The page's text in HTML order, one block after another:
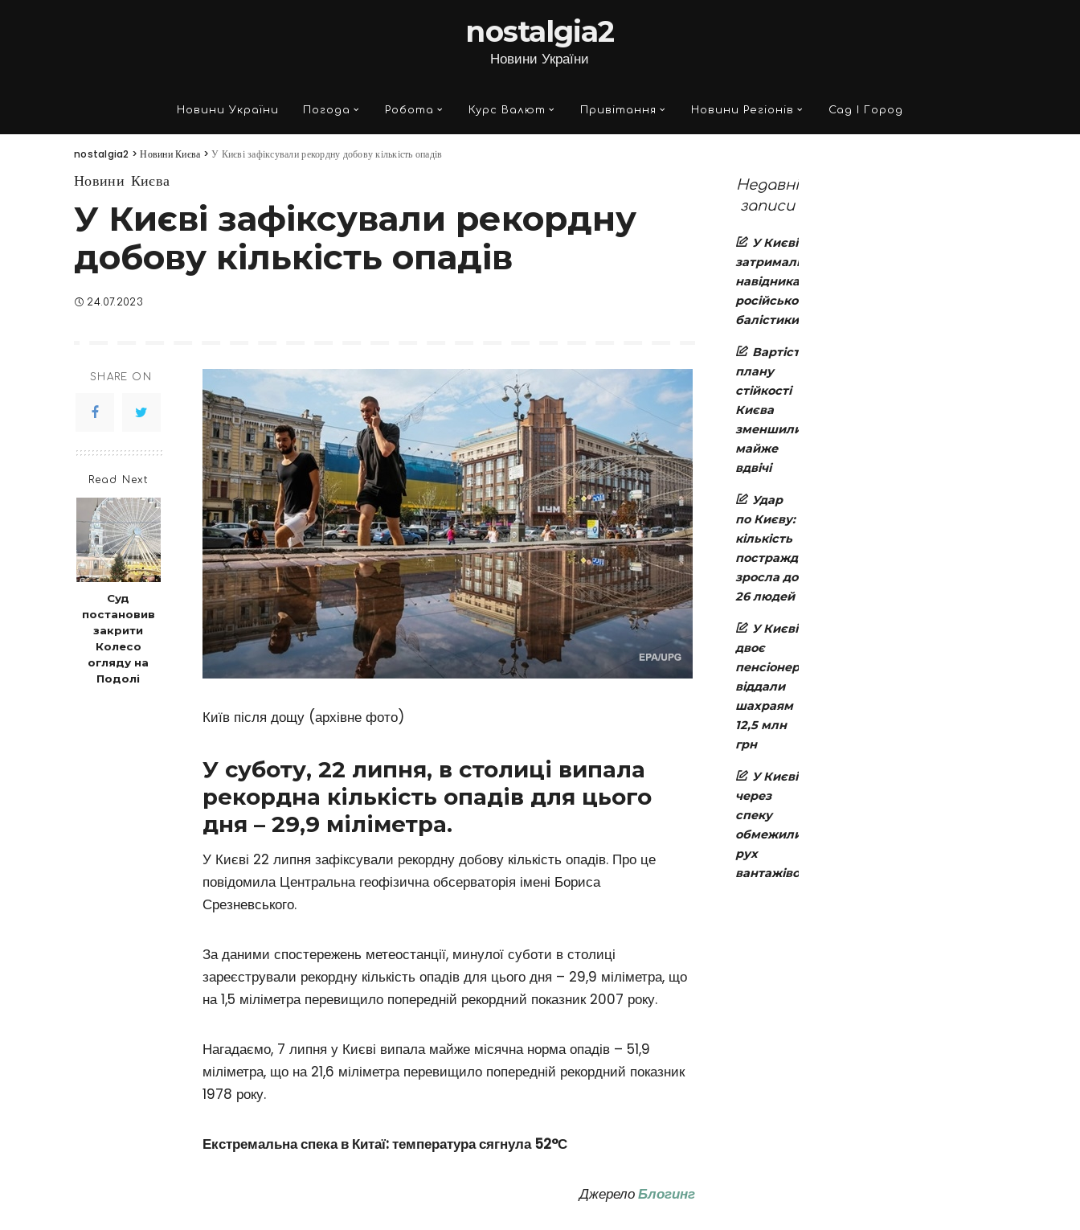
nostalgia2
Новини України
Новини України Погода Робота Курс Валют Привітання Новини Регіонів Сад І Город
nostalgia2 >Новини Києва >У Києві зафіксували рекордну добову кількість опадів
Новини Києва
У Києві зафіксували рекордну
добову кількість опадів
24.07.2023
SHARE ON
Read Next
Суд
постановив
закрити
Колесо
огляду на
Подолі
Київ після дощу (архівне фото)
У суботу, 22 липня, в столиці випала
рекордна кількість опадів для цього
дня – 29,9 міліметра.
У Києві 22 липня зафіксували рекордну добову кількість опадів. Про це
повідомила Центральна геофізична обсерваторія імені Бориса
Срезневського.
За даними спостережень метеостанції, минулої суботи в столиці
зареєстрували рекордну кількість опадів для цього дня – 29,9 міліметра, що
на 1,5 міліметра перевищило попередній рекордний показник 2007 року.
Нагадаємо, 7 липня у Києві випала майже місячна норма опадів – 51,9
міліметра, що на 21,6 міліметра перевищило попередній рекордний показник
1978 року.
Екстремальна спека в Китаї: температура сягнула 52°С
ДжерелоБлогинг
Недавні
записи
У Києві
затримали
навідника
російської
балістики
Вартість
плану
стійкості
Києва
зменшили
майже
вдвічі
Удар
по Києву:
кількість
постраждалих
зросла до
26 людей
У Києві
двоє
пенсіонерів
віддали
шахраям
12,5 млн
грн
У Києві
через
спеку
обмежили
рух
вантажівок